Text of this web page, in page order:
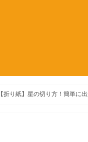
【折り紙】星の切り方！簡単に